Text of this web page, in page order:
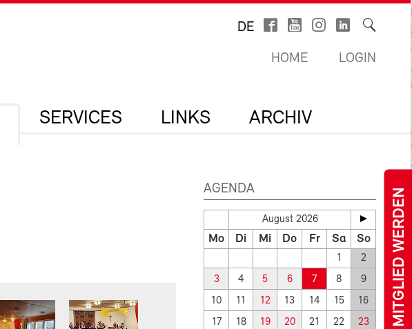
MITGLIED WERDEN
DE
HOME LOGIN
SERVICES LINKS ARCHIV
AGENDA
August 2026
Mo Di Mi Do Fr Sa So
1 2
3 4 5 6 7 8 9
10 11 12 13 14 15 16
17 18 19 20 21 22 23